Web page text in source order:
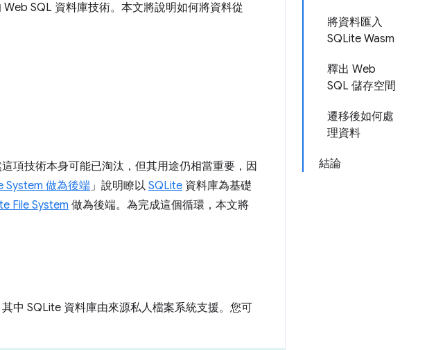
將資料匯入
SQLite Wasm
釋出 Web
SQL 儲存空間
遷移後如何處
理資料
結論
SQL 資料庫技術。本文將說明如何將資料從
項技術本身可能已淘汰，但其用途仍相當重要，因
System 做為後端」說明瞭以 SQLite 資料庫為基礎
File System 做為後端。為完成這個循環，本文將
中 SQLite 資料庫由來源私人檔案系統支援。您可